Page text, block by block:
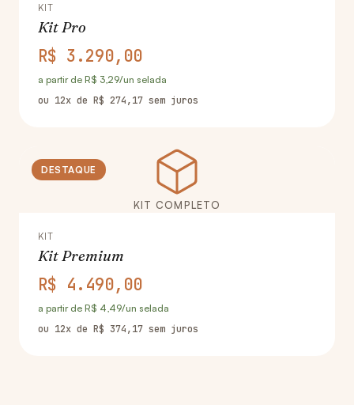
KIT
Kit Pro
R$ 3.290,00
a partir de R$ 3,29/un selada
ou 12x de R$ 274,17 sem juros
KIT COMPLETO
DESTAQUE
KIT
Kit Premium
R$ 4.490,00
a partir de R$ 4,49/un selada
ou 12x de R$ 374,17 sem juros